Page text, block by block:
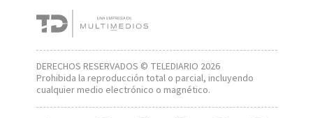
DERECHOS RESERVADOS © TELEDIARIO 2026
Prohibida la reproducción total o parcial, incluyendo
cualquier medio electrónico o magnético.